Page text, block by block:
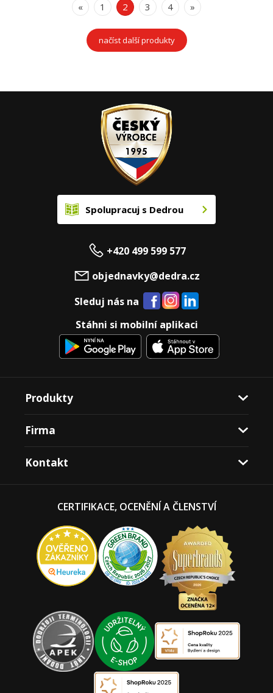
« 1 2 3 4 »
načíst další produkty
Spolupracuj s Dedrou
+420 499 599 577
objednavky@dedra.cz
Sleduj nás na
Stáhni si mobilní aplikaci
Produkty
Firma
Kontakt
CERTIFIKACE, OCENĚNÍ A ČLENSTVÍ